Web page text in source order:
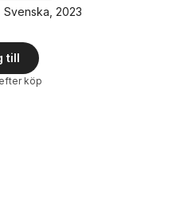
Svenska 2023
till
köp